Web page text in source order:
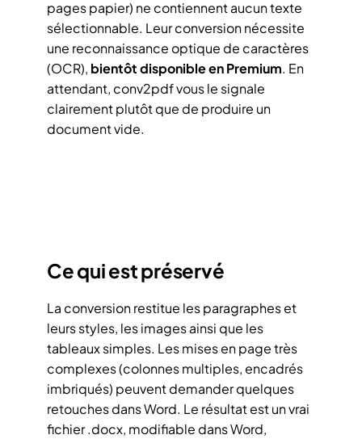
pages papier) ne contiennent aucun texte
sélectionnable. Leur conversion nécessite
une reconnaissance optique de caractères
(OCR), bientôt disponible en Premium. En
attendant, conv2pdf vous le signale
clairement plutôt que de produire un
document vide.
Ce qui est préservé
La conversion restitue les paragraphes et
leurs styles, les images ainsi que les
tableaux simples. Les mises en page très
complexes (colonnes multiples, encadrés
imbriqués) peuvent demander quelques
retouches dans Word. Le résultat est un vrai
fichier .docx, modifiable dans Word,